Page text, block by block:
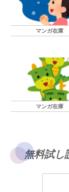
マンガ在庫
マンガ在庫
無料試し